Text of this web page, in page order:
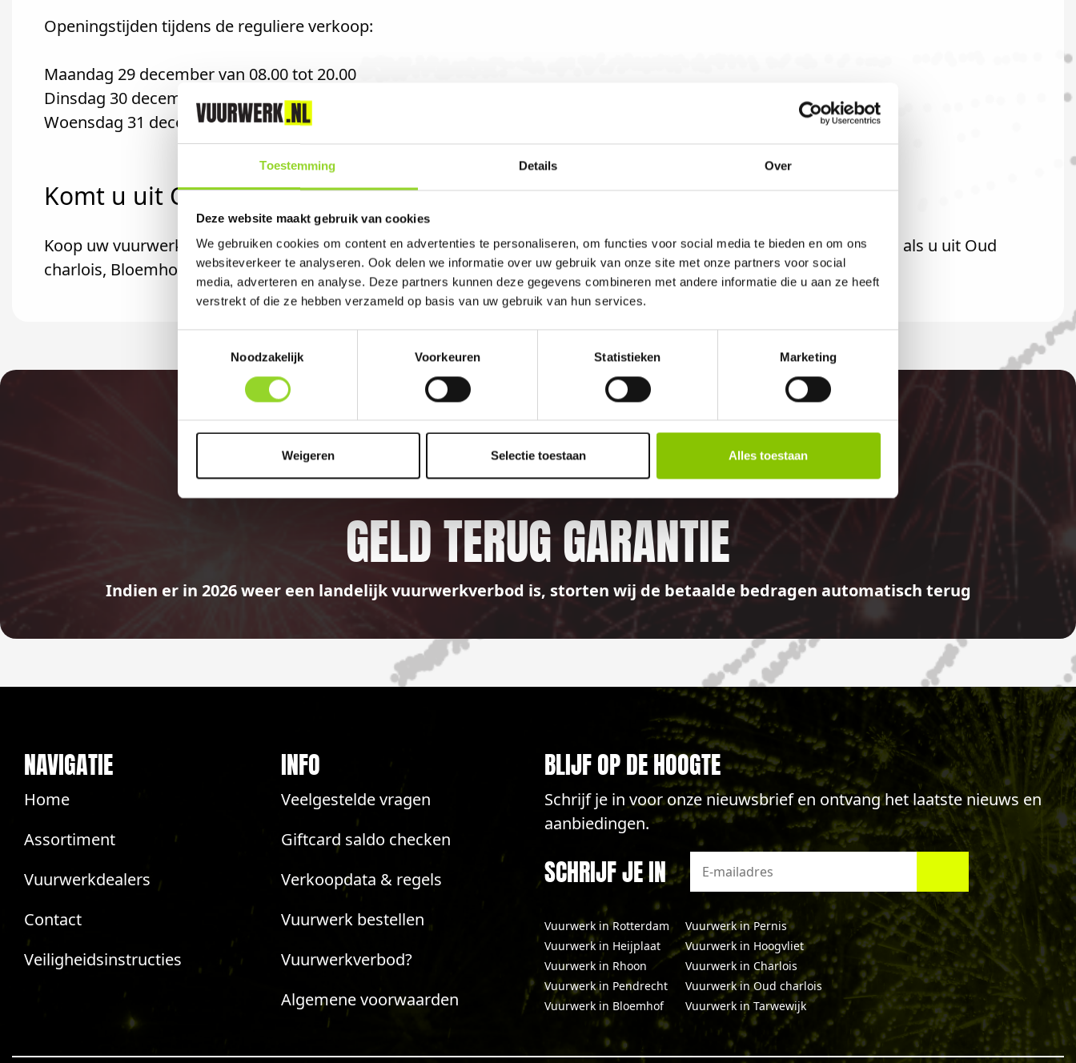
Toestemming Details Over
Deze website maakt gebruik van cookies
We gebruiken cookies om content en advertenties te personaliseren, om functies voor social media te bieden en om ons
websiteverkeer te analyseren. Ook delen we informatie over uw gebruik van onze site met onze partners voor social
media, adverteren en analyse. Deze partners kunnen deze gegevens combineren met andere informatie die u aan ze heeft
verstrekt of die ze hebben verzameld op basis van uw gebruik van hun services.
Noodzakelijk
Voorkeuren Statistieken Marketing
Weigeren Selectie toestaan Alles toestaan
Openingstijden tijdens de reguliere verkoop:
Maandag 29 december van 08.00 tot 20.00
Dinsdag 30 december van 09.00 tot 20.00
Woensdag 31 december van 08.00 tot 20.00
Komt u uit Charlois?
Koop uw vuurwerk dan bij De Vaan Vuurwerk in Rotterdam. U bent van harte welkom! U bent uiteraard ook welkom als u uit Oud
charlois, Bloemhof of Tarwewijk komt.
100%
GELD TERUG GARANTIE
Indien er in 2026 weer een landelijk vuurwerkverbod is, storten wij de betaalde bedragen automatisch terug
NAVIGATIE
Home
Assortiment
Vuurwerkdealers
Contact
Veiligheidsinstructies
INFO
Veelgestelde vragen
Giftcard saldo checken
Verkoopdata & regels
Vuurwerk bestellen
Vuurwerkverbod?
Algemene voorwaarden
BLIJF OP DE HOOGTE
Schrijf je in voor onze nieuwsbrief en ontvang het laatste nieuws en
aanbiedingen.
SCHRIJF JE IN
Vuurwerk in Rotterdam
Vuurwerk in Pernis
Vuurwerk in Heijplaat
Vuurwerk in Hoogvliet
Vuurwerk in Rhoon
Vuurwerk in Charlois
Vuurwerk in Pendrecht
Vuurwerk in Oud charlois
Vuurwerk in Bloemhof
Vuurwerk in Tarwewijk